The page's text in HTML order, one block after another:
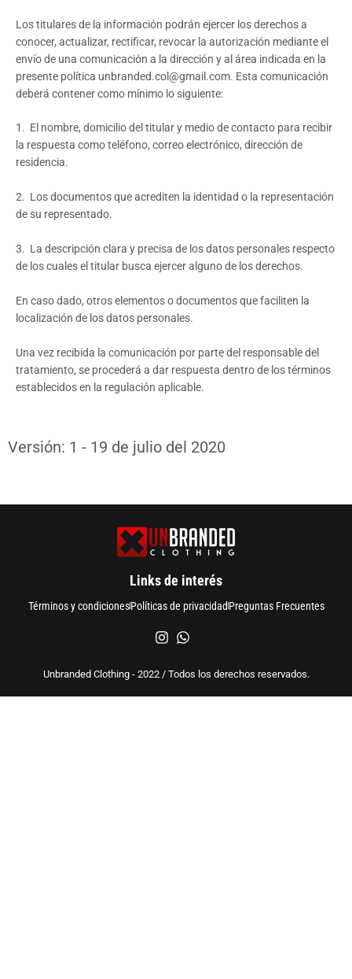
Los titulares de la información podrán ejercer los derechos a
conocer, actualizar, rectificar, revocar la autorización mediante el
envío de una comunicación a la dirección y al área indicada en la
presente política unbranded.col@gmail.com. Esta comunicación
deberá contener como mínimo lo siguiente:
1. El nombre, domicilio del titular y medio de contacto para recibir
la respuesta como teléfono, correo electrónico, dirección de
residencia.
2. Los documentos que acrediten la identidad o la representación
de su representado.
3. La descripción clara y precisa de los datos personales respecto
de los cuales el titular busca ejercer alguno de los derechos.
En caso dado, otros elementos o documentos que faciliten la
localización de los datos personales.
Una vez recibida la comunicación por parte del responsable del
tratamiento, se procederá a dar respuesta dentro de los términos
establecidos en la regulación aplicable.
Versión: 1 - 19 de julio del 2020
Links de interés
Términos y condicionesPolíticas de privacidadPreguntas Frecuentes
Unbranded Clothing - 2022 / Todos los derechos reservados.